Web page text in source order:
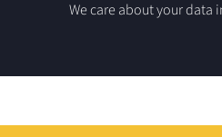
We care about your data